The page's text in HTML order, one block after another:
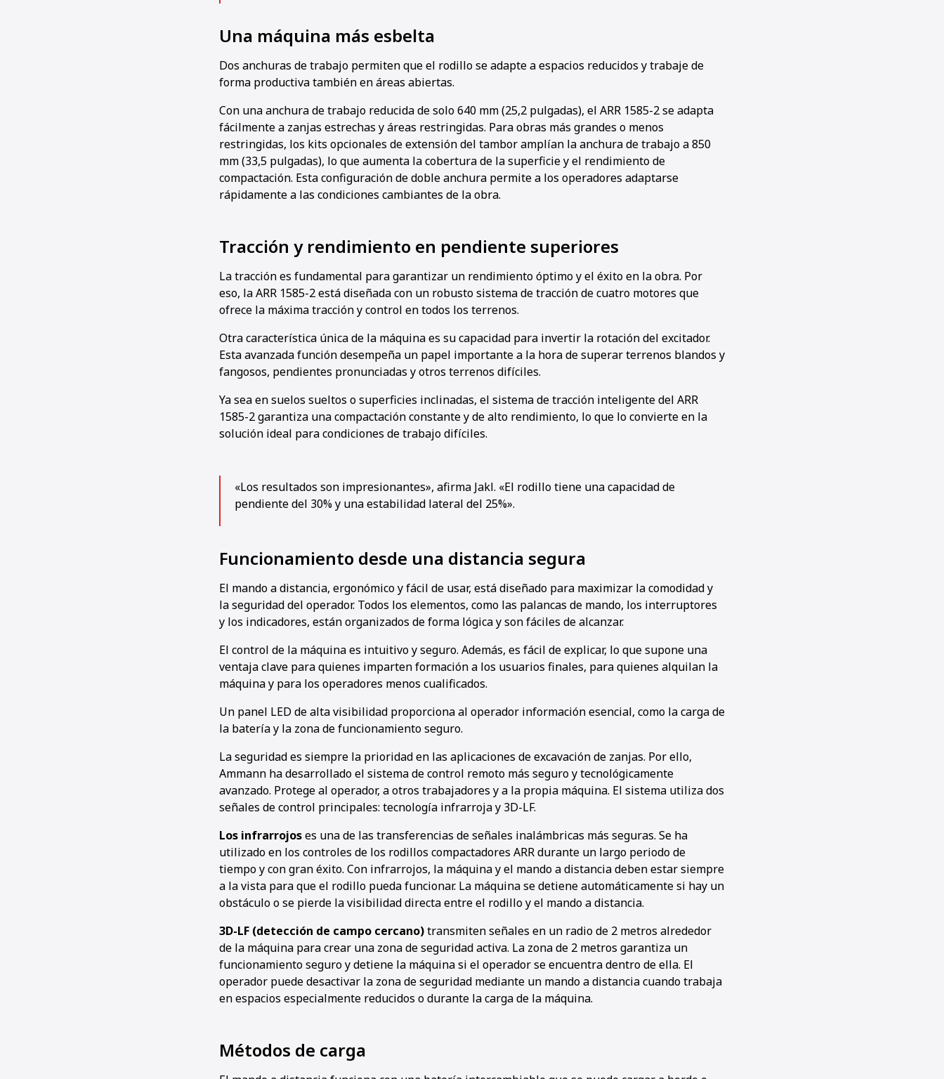
Una máquina más esbelta
Dos anchuras de trabajo permiten que el rodillo se adapte a espacios reducidos y trabaje de
forma productiva también en áreas abiertas.
Con una anchura de trabajo reducida de solo 640 mm (25,2 pulgadas), el ARR 1585-2 se adapta
fácilmente a zanjas estrechas y áreas restringidas. Para obras más grandes o menos
restringidas, los kits opcionales de extensión del tambor amplían la anchura de trabajo a 850
mm (33,5 pulgadas), lo que aumenta la cobertura de la superficie y el rendimiento de
compactación. Esta configuración de doble anchura permite a los operadores adaptarse
rápidamente a las condiciones cambiantes de la obra.
Tracción y rendimiento en pendiente superiores
La tracción es fundamental para garantizar un rendimiento óptimo y el éxito en la obra. Por
eso, la ARR 1585-2 está diseñada con un robusto sistema de tracción de cuatro motores que
ofrece la máxima tracción y control en todos los terrenos.
Otra característica única de la máquina es su capacidad para invertir la rotación del excitador.
Esta avanzada función desempeña un papel importante a la hora de superar terrenos blandos y
fangosos, pendientes pronunciadas y otros terrenos difíciles.
Ya sea en suelos sueltos o superficies inclinadas, el sistema de tracción inteligente del ARR
1585-2 garantiza una compactación constante y de alto rendimiento, lo que lo convierte en la
solución ideal para condiciones de trabajo difíciles.
«Los resultados son impresionantes», afirma Jakl. «El rodillo tiene una capacidad de
pendiente del 30% y una estabilidad lateral del 25%».
Funcionamiento desde una distancia segura
El mando a distancia, ergonómico y fácil de usar, está diseñado para maximizar la comodidad y
la seguridad del operador. Todos los elementos, como las palancas de mando, los interruptores
y los indicadores, están organizados de forma lógica y son fáciles de alcanzar.
El control de la máquina es intuitivo y seguro. Además, es fácil de explicar, lo que supone una
ventaja clave para quienes imparten formación a los usuarios finales, para quienes alquilan la
máquina y para los operadores menos cualificados.
Un panel LED de alta visibilidad proporciona al operador información esencial, como la carga de
la batería y la zona de funcionamiento seguro.
La seguridad es siempre la prioridad en las aplicaciones de excavación de zanjas. Por ello,
Ammann ha desarrollado el sistema de control remoto más seguro y tecnológicamente
avanzado. Protege al operador, a otros trabajadores y a la propia máquina. El sistema utiliza dos
señales de control principales: tecnología infrarroja y 3D-LF.
Los infrarrojoses una de las transferencias de señales inalámbricas más seguras. Se ha
utilizado en los controles de los rodillos compactadores ARR durante un largo periodo de
tiempo y con gran éxito. Con infrarrojos, la máquina y el mando a distancia deben estar siempre
a la vista para que el rodillo pueda funcionar. La máquina se detiene automáticamente si hay un
obstáculo o se pierde la visibilidad directa entre el rodillo y el mando a distancia.
3D-LF (detección de campo cercano)transmiten señales en un radio de 2 metros alrededor
de la máquina para crear una zona de seguridad activa. La zona de 2 metros garantiza un
funcionamiento seguro y detiene la máquina si el operador se encuentra dentro de ella. El
operador puede desactivar la zona de seguridad mediante un mando a distancia cuando trabaja
en espacios especialmente reducidos o durante la carga de la máquina.
Métodos de carga